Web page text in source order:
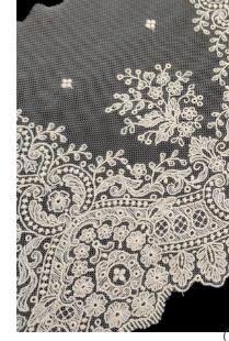
CANCANES Y ENAGUAS
Margarita Vercher
Fallera
Baile
Alicante y Castellón
Infantil
Ropa Interior
ENCAJES Y BORDADOS